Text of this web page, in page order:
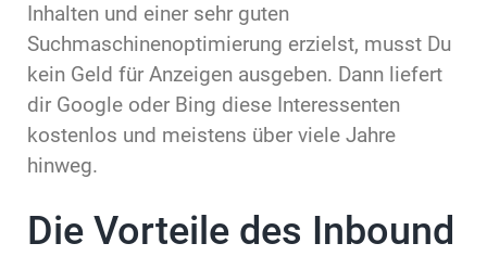
Inhalten und einer sehr guten
Suchmaschinenoptimierung erzielst, musst Du
kein Geld für Anzeigen ausgeben. Dann liefert
dir Google oder Bing diese Interessenten
kostenlos und meistens über viele Jahre
hinweg.
Die Vorteile des Inbound